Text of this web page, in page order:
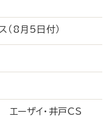
ス（8月5日付）
ーザイ・井戸CS